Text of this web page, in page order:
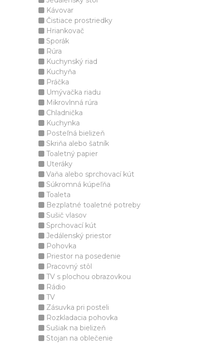
Kávovar
Čistiace prostriedky
Hriankovač
Sporák
Rúra
Kuchynský riad
Kuchyňa
Práčka
Umývačka riadu
Mikrovlnná rúra
Chladnička
Kuchynka
Posteľná bielizeň
Skriňa alebo šatník
Toaletný papier
Uteráky
Vaňa alebo sprchovací kút
Súkromná kúpeľňa
Toaleta
Bezplatné toaletné potreby
Sušič vlasov
Sprchovací kút
Jedálenský priestor
Pohovka
Priestor na posedenie
Pracovný stôl
TV s plochou obrazovkou
Rádio
TV
Zásuvka pri posteli
Rozkladacia pohovka
Sušiak na bielizeň
Stojan na oblečenie